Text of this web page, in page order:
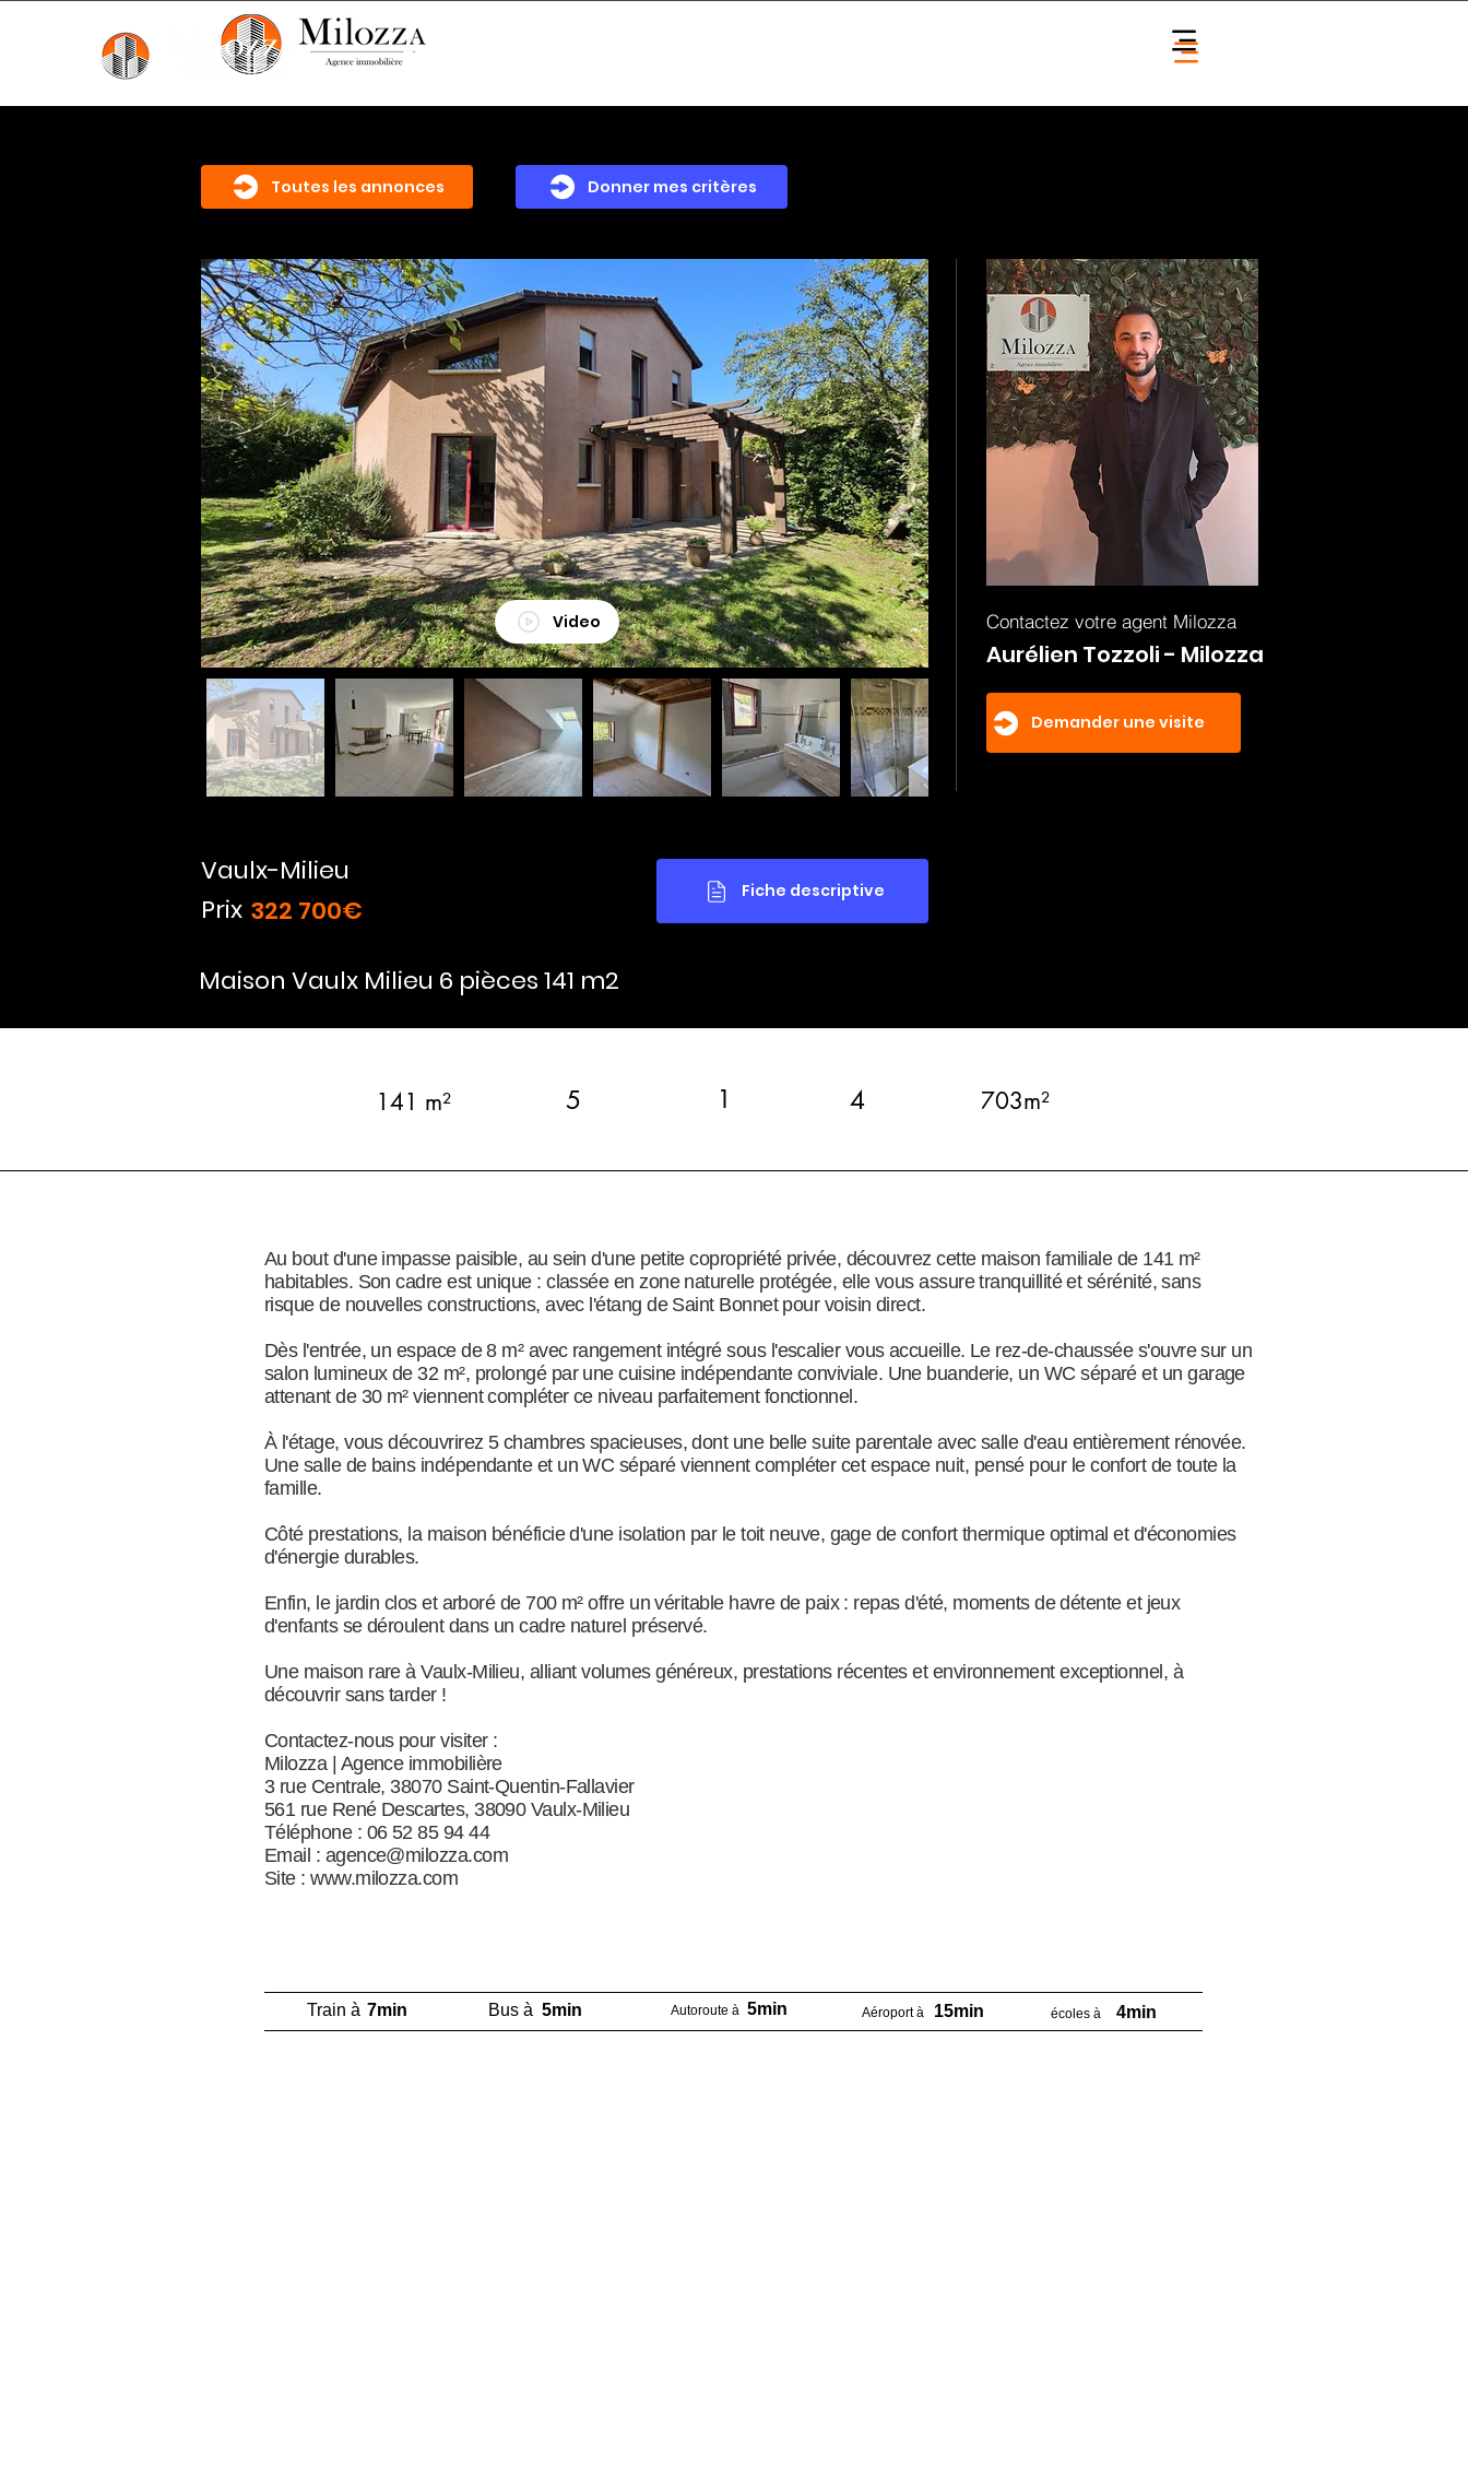
Accueil
Toutes les annonces Donner mes critères
Video Contactez votre agent Milozza
Aurélien Tozzoli - Milozza
Demander une visite
Fiche descriptive
Vaulx-Milieu
Prix 322 700€
Maison Vaulx Milieu 6 pièces 141 m2
141 m² 5 1 4 703m²
Au bout d'une impasse paisible, au sein d'une petite copropriété privée, découvrez cette maison familiale de 141 m²
habitables. Son cadre est unique : classée en zone naturelle protégée, elle vous assure tranquillité et sérénité, sans
risque de nouvelles constructions, avec l'étang de Saint Bonnet pour voisin direct.
Dès l'entrée, un espace de 8 m² avec rangement intégré sous l'escalier vous accueille. Le rez-de-chaussée s'ouvre sur un
salon lumineux de 32 m², prolongé par une cuisine indépendante conviviale. Une buanderie, un WC séparé et un garage
attenant de 30 m² viennent compléter ce niveau parfaitement fonctionnel.
À l'étage, vous découvrirez 5 chambres spacieuses, dont une belle suite parentale avec salle d'eau entièrement rénovée.
Une salle de bains indépendante et un WC séparé viennent compléter cet espace nuit, pensé pour le confort de toute la
famille.
Côté prestations, la maison bénéficie d'une isolation par le toit neuve, gage de confort thermique optimal et d'économies
d'énergie durables.
Enfin, le jardin clos et arboré de 700 m² offre un véritable havre de paix : repas d'été, moments de détente et jeux
d'enfants se déroulent dans un cadre naturel préservé.
Une maison rare à Vaulx-Milieu, alliant volumes généreux, prestations récentes et environnement exceptionnel, à
découvrir sans tarder !
Contactez-nous pour visiter :
Milozza | Agence immobilière
3 rue Centrale, 38070 Saint-Quentin-Fallavier
561 rue René Descartes, 38090 Vaulx-Milieu
Téléphone : 06 52 85 94 44
Email : agence@milozza.com
Site :www.milozza.com
Autoroute à Aéroport à
Bus à
Train à 7min 5min 5min 15min écoles à 4min